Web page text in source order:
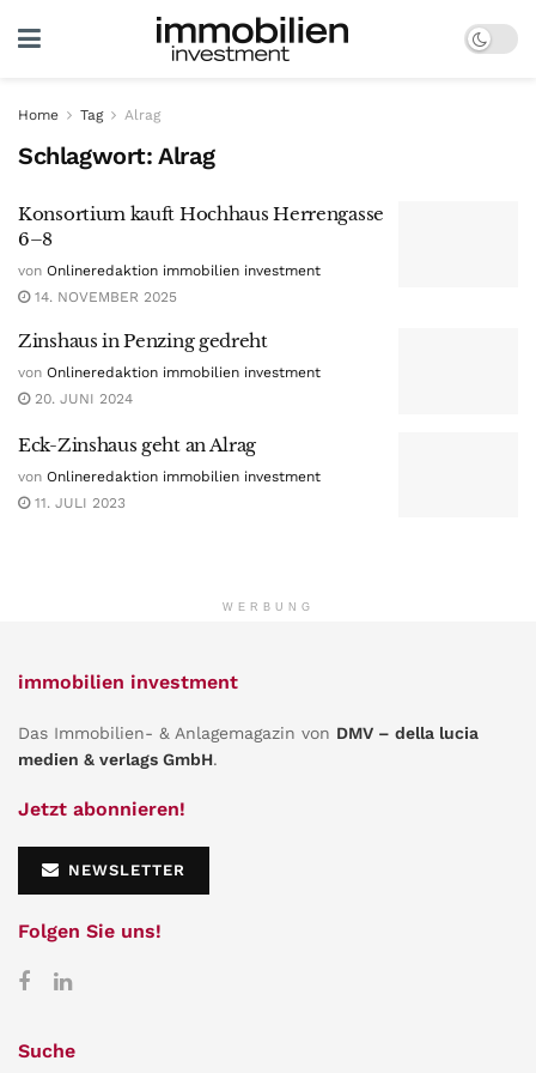
Home Tag Alrag
Schlagwort:Alrag
Konsortium kauft Hochhaus Herrengasse
6–8
von Onlineredaktion immobilien investment
14. NOVEMBER 2025
Zinshaus in Penzing gedreht
von Onlineredaktion immobilien investment
20. JUNI 2024
Eck-Zinshaus geht an Alrag
von Onlineredaktion immobilien investment
11. JULI 2023
WERBUNG
immobilien investment
Das Immobilien- & Anlagemagazin von DMV – della lucia
medien & verlags GmbH.
Jetzt abonnieren!
NEWSLETTER
Folgen Sie uns!
Suche